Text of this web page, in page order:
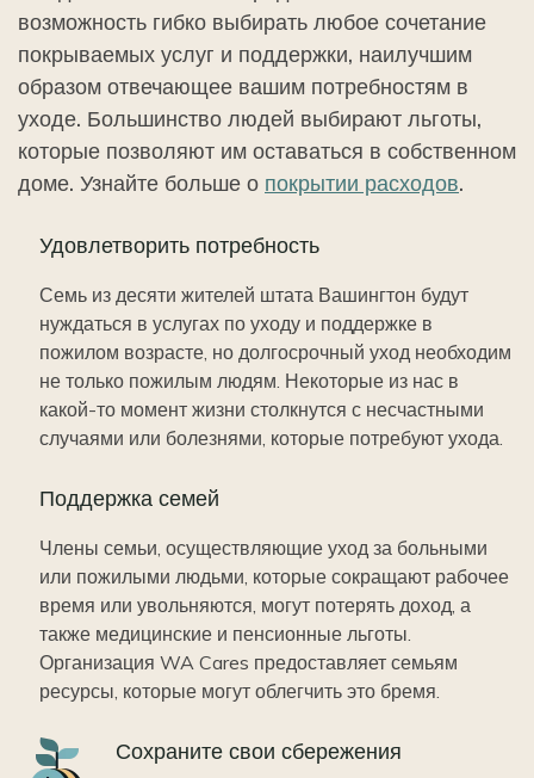
возможность гибко выбирать любое сочетание
покрываемых услуг и поддержки, наилучшим
образом отвечающее вашим потребностям в
уходе. Большинство людей выбирают льготы,
которые позволяют им оставаться в собственном
доме. Узнайте больше о покрытии расходов.
Удовлетворить потребность
Семь из десяти жителей штата Вашингтон будут
нуждаться в услугах по уходу и поддержке в
пожилом возрасте, но долгосрочный уход необходим
не только пожилым людям. Некоторые из нас в
какой-то момент жизни столкнутся с несчастными
случаями или болезнями, которые потребуют ухода.
Поддержка семей
Члены семьи, осуществляющие уход за больными
или пожилыми людьми, которые сокращают рабочее
время или увольняются, могут потерять доход, а
также медицинские и пенсионные льготы.
Организация WA Cares предоставляет семьям
ресурсы, которые могут облегчить это бремя.
Icon Сохраните свои сбережения